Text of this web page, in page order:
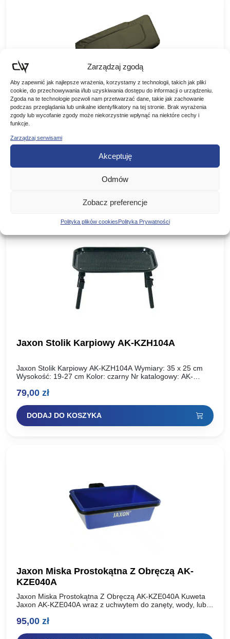
Zarządzaj zgodą
Aby zapewnić jak najlepsze wrażenia, korzystamy z technologii, takich jak pliki
cookie, do przechowywania i/lub uzyskiwania dostępu do informacji o urządzeniu.
Zgoda na te technologie pozwoli nam przetwarzać dane, takie jak zachowanie
podczas przeglądania lub unikalne identyfikatory na tej stronie. Brak wyrażenia
zgody lub wycofanie zgody może niekorzystnie wpłynąć na niektóre cechy i
funkcje.
Zarządzaj serwisami
Akceptuję
Odmów
Zobacz preferencje
Polityka plików cookiesPolityka Prywatności
Elektrostatyk Podnóżek Do Fotela FK5
Elektrostatyk Podnóżek pod FK5 Podnóżek do fotela FK5
regulowane nóżki dzięki czemu można go osadzić na
Jaxon Stolik Karpiowy AK-KZH104A
Jaxon Stolik Karpiowy AK-KZH104A Wymiary: 35 x 25 cm
Wysokość: 19-27 cm Kolor: czarny Nr katalogowy: AK-
79,00 zł
DODAJ DO KOSZYKA
Jaxon Miska Prostokątna Z Obręczą AK-
KZE040A
Jaxon Miska Prostokątna Z Obręczą AK-KZE040A Kuweta
Jaxon AK-KZE040A wraz z uchwytem do zanęty, wody, lub
Kuweta wykonana jest…
95,00 zł